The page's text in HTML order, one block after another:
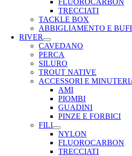
FLUOROCARBON
TRECCIATI
TACKLE BOX
ABBIGLIAMENTO E
RIVER
CAVEDANO
PERCA
SILURO
TROUT NATIVE
ACCESSORI E
AMI
PIOMBI
GUADINI
PINZE E FORBICI
FILI
NYLON
FLUOROCARBON
TRECCIATI